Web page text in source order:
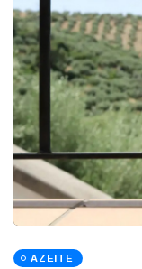
AZEITE